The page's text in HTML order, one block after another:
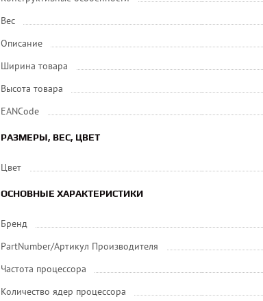
Вес
Описание
Ширина товара
Высота товара
EANCode
РАЗМЕРЫ, ВЕС, ЦВЕТ
Цвет
ОСНОВНЫЕ ХАРАКТЕРИСТИКИ
Бренд
PartNumber/Артикул Производителя
Частота процессора
Количество ядер процессора